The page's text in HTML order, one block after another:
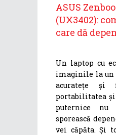
ASUS
(UX3402):
care dă
Un laptop cu
imaginile la un
acuratețe și
portabilitatea
puternice nu
sporească
vei căpăta. Și